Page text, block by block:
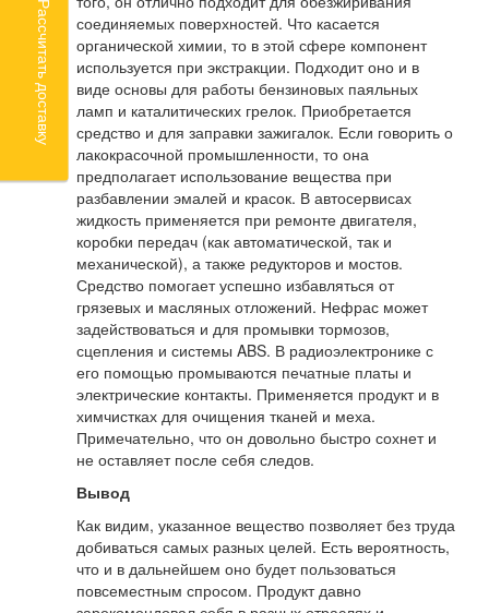
соединяемых поверхностей. Что касается
органической химии, то в этой сфере компонент
используется при экстракции. Подходит оно и в
виде основы для работы бензиновых паяльных
ламп и каталитических грелок. Приобретается
средство и для заправки зажигалок. Если говорить о
лакокрасочной промышленности, то она
предполагает использование вещества при
разбавлении эмалей и красок. В автосервисах
жидкость применяется при ремонте двигателя,
коробки передач (как автоматической, так и
механической), а также редукторов и мостов.
Средство помогает успешно избавляться от
грязевых и масляных отложений. Нефрас может
задействоваться и для промывки тормозов,
сцепления и системы ABS. В радиоэлектронике с
его помощью промываются печатные платы и
электрические контакты. Применяется продукт и в
химчистках для очищения тканей и меха.
Примечательно, что он довольно быстро сохнет и
не оставляет после себя следов.
Вывод
Как видим, указанное вещество позволяет без труда
добиваться самых разных целей. Есть вероятность,
что и в дальнейшем оно будет пользоваться
повсеместным спросом. Продукт давно
Рассчитать доставку